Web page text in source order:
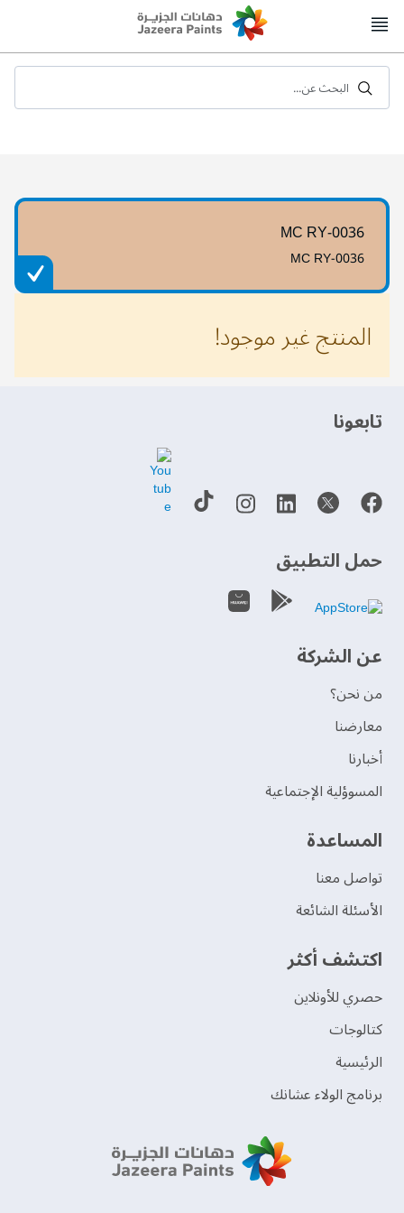
to
البحث عن...
MC RY-0036
MC RY-0036
المنتج غير موجود!
‫تابعونا‬
حمل التطبيق
عن الشركة
من نحن؟
‫معارضنا‬
‫أخبارنا‬
المسوؤلية الإجتماعية
‫المساعدة‬
تواصل معنا
الأسئلة الشائعة
اكتشف أكثر
حصري للأونلاين
‫كتالوجات‬
الرئيسية
برنامج الولاء عشانك